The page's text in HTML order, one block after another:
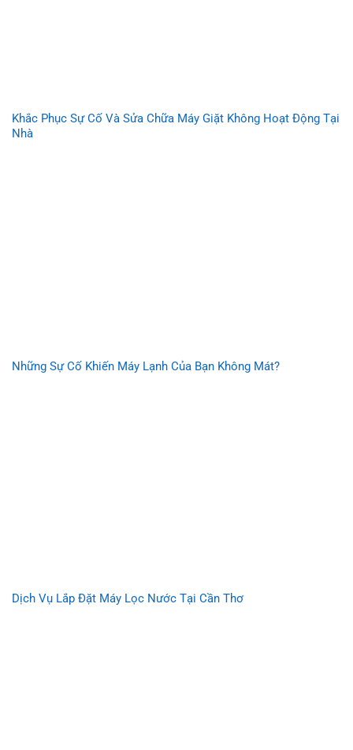
Khắc Phục Sự Cố Và Sửa Chữa Máy Giặt Không Hoạt Động Tại
Nhà
Những Sự Cố Khiến Máy Lạnh Của Bạn Không Mát?
Dịch Vụ Lắp Đặt Máy Lọc Nước Tại Cần Thơ